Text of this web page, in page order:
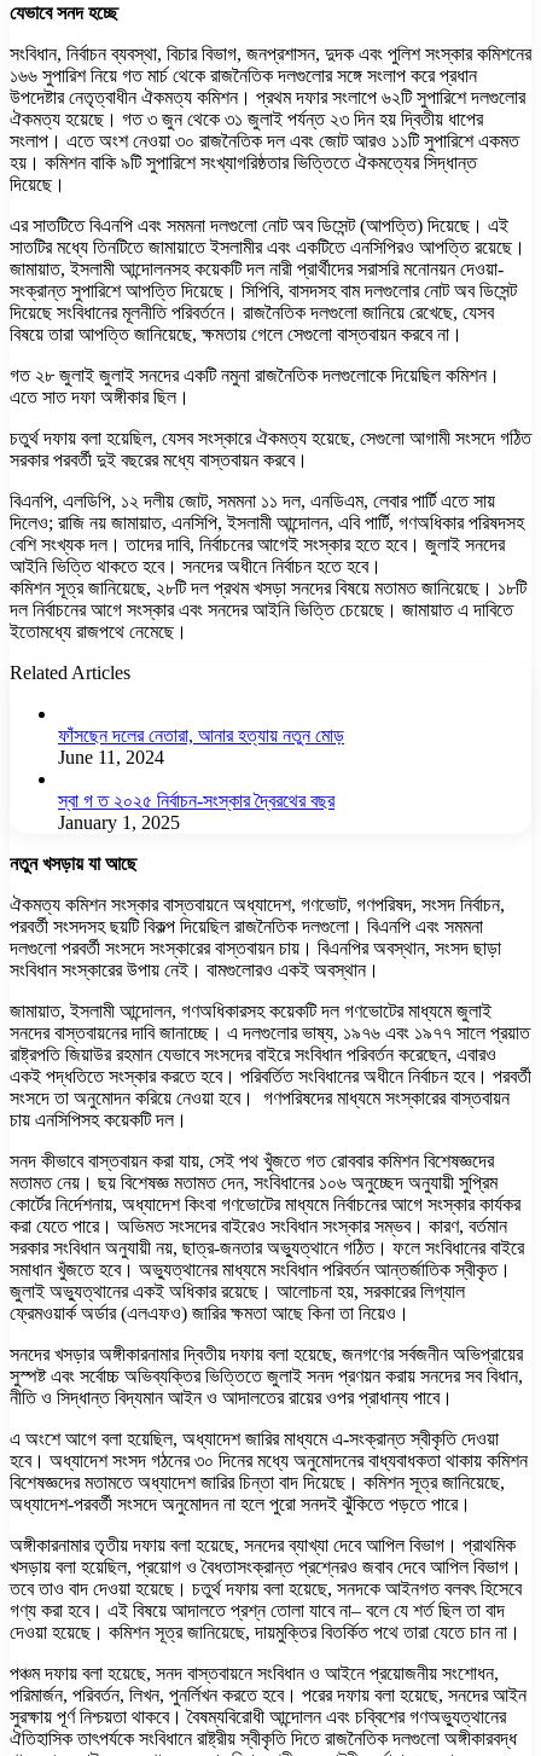
যেভাবে সনদ হচ্ছে
সংবিধান, নির্বাচন ব্যবস্থা, বিচার বিভাগ, জনপ্রশাসন, দুদক এবং পুলিশ সংস্কার কমিশনের
১৬৬ সুপারিশ নিয়ে গত মার্চ থেকে রাজনৈতিক দলগুলোর সঙ্গে সংলাপ করে প্রধান
উপদেষ্টার নেতৃত্বাধীন ঐকমত্য কমিশন। প্রথম দফার সংলাপে ৬২টি সুপারিশে দলগুলোর
ঐকমত্য হয়েছে। গত ৩ জুন থেকে ৩১ জুলাই পর্যন্ত ২৩ দিন হয় দ্বিতীয় ধাপের
সংলাপ। এতে অংশ নেওয়া ৩০ রাজনৈতিক দল এবং জোট আরও ১১টি সুপারিশে একমত
হয়। কমিশন বাকি ৯টি সুপারিশে সংখ্যাগরিষ্ঠতার ভিত্তিতে ঐকমত্যের সিদ্ধান্ত
দিয়েছে।
এর সাতটিতে বিএনপি এবং সমমনা দলগুলো নোট অব ডিসেন্ট (আপত্তি) দিয়েছে। এই
সাতটির মধ্যে তিনটিতে জামায়াতে ইসলামীর এবং একটিতে এনসিপিরও আপত্তি রয়েছে।
জামায়াত, ইসলামী আন্দোলনসহ কয়েকটি দল নারী প্রার্থীদের সরাসরি মনোনয়ন দেওয়া-
সংক্রান্ত সুপারিশে আপত্তি দিয়েছে। সিপিবি, বাসদসহ বাম দলগুলোর নোট অব ডিসেন্ট
দিয়েছে সংবিধানের মূলনীতি পরিবর্তনে। রাজনৈতিক দলগুলো জানিয়ে রেখেছে, যেসব
বিষয়ে তারা আপত্তি জানিয়েছে, ক্ষমতায় গেলে সেগুলো বাস্তবায়ন করবে না।
গত ২৮ জুলাই জুলাই সনদের একটি নমুনা রাজনৈতিক দলগুলোকে দিয়েছিল কমিশন।
এতে সাত দফা অঙ্গীকার ছিল।
চতুর্থ দফায় বলা হয়েছিল, যেসব সংস্কারে ঐকমত্য হয়েছে, সেগুলো আগামী সংসদে গঠিত
সরকার পরবর্তী দুই বছরের মধ্যে বাস্তবায়ন করবে।
বিএনপি, এলডিপি, ১২ দলীয় জোট, সমমনা ১১ দল, এনডিএম, লেবার পার্টি এতে সায়
দিলেও; রাজি নয় জামায়াত, এনসিপি, ইসলামী আন্দোলন, এবি পার্টি, গণঅধিকার পরিষদসহ
বেশি সংখ্যক দল। তাদের দাবি, নির্বাচনের আগেই সংস্কার হতে হবে। জুলাই সনদের
আইনি ভিত্তি থাকতে হবে। সনদের অধীনে নির্বাচন হতে হবে।
কমিশন সূত্র জানিয়েছে, ২৮টি দল প্রথম খসড়া সনদের বিষয়ে মতামত জানিয়েছে। ১৮টি
দল নির্বাচনের আগে সংস্কার এবং সনদের আইনি ভিত্তি চেয়েছে। জামায়াত এ দাবিতে
ইতোমধ্যে রাজপথে নেমেছে।
Related Articles
ফাঁসছেন দলের নেতারা, আনার হত্যায় নতুন মোড়
June 11, 2024
স্বা গ ত ২০২৫ নির্বাচন-সংস্কার দ্বৈরথের বছর
January 1, 2025
নতুন খসড়ায় যা আছে
ঐকমত্য কমিশন সংস্কার বাস্তবায়নে অধ্যাদেশ, গণভোট, গণপরিষদ, সংসদ নির্বাচন,
পরবর্তী সংসদসহ ছয়টি বিকল্প দিয়েছিল রাজনৈতিক দলগুলো। বিএনপি এবং সমমনা
দলগুলো পরবর্তী সংসদে সংস্কারের বাস্তবায়ন চায়। বিএনপির অবস্থান, সংসদ ছাড়া
সংবিধান সংস্কারের উপায় নেই। বামগুলোরও একই অবস্থান।
জামায়াত, ইসলামী আন্দোলন, গণঅধিকারসহ কয়েকটি দল গণভোটের মাধ্যমে জুলাই
সনদের বাস্তবায়নের দাবি জানাচ্ছে। এ দলগুলোর ভাষ্য, ১৯৭৬ এবং ১৯৭৭ সালে প্রয়াত
রাষ্ট্রপতি জিয়াউর রহমান যেভাবে সংসদের বাইরে সংবিধান পরিবর্তন করেছেন, এবারও
একই পদ্ধতিতে সংস্কার করতে হবে। পরিবর্তিত সংবিধানের অধীনে নির্বাচন হবে। পরবর্তী
সংসদে তা অনুমোদন করিয়ে নেওয়া হবে। গণপরিষদের মাধ্যমে সংস্কারের বাস্তবায়ন
চায় এনসিপিসহ কয়েকটি দল।
সনদ কীভাবে বাস্তবায়ন করা যায়, সেই পথ খুঁজতে গত রোববার কমিশন বিশেষজ্ঞদের
মতামত নেয়। ছয় বিশেষজ্ঞ মতামত দেন, সংবিধানের ১০৬ অনুচ্ছেদ অনুযায়ী সুপ্রিম
কোর্টের নির্দেশনায়, অধ্যাদেশ কিংবা গণভোটের মাধ্যমে নির্বাচনের আগে সংস্কার কার্যকর
করা যেতে পারে। অভিমত সংসদের বাইরেও সংবিধান সংস্কার সম্ভব। কারণ, বর্তমান
সরকার সংবিধান অনুযায়ী নয়, ছাত্র-জনতার অভ্যুত্থানে গঠিত। ফলে সংবিধানের বাইরে
সমাধান খুঁজতে হবে। অভ্যুত্থানের মাধ্যমে সংবিধান পরিবর্তন আন্তর্জাতিক স্বীকৃত।
জুলাই অভ্যুত্থানের একই অধিকার রয়েছে। আলোচনা হয়, সরকারের লিগ্যাল
ফ্রেমওয়ার্ক অর্ডার (এলএফও) জারির ক্ষমতা আছে কিনা তা নিয়েও।
সনদের খসড়ার অঙ্গীকারনামার দ্বিতীয় দফায় বলা হয়েছে, জনগণের সর্বজনীন অভিপ্রায়ের
সুস্পষ্ট এবং সর্বোচ্চ অভিব্যক্তির ভিত্তিতে জুলাই সনদ প্রণয়ন করায় সনদের সব বিধান,
নীতি ও সিদ্ধান্ত বিদ্যমান আইন ও আদালতের রায়ের ওপর প্রাধান্য পাবে।
এ অংশে আগে বলা হয়েছিল, অধ্যাদেশ জারির মাধ্যমে এ-সংক্রান্ত স্বীকৃতি দেওয়া
হবে। অধ্যাদেশ সংসদ গঠনের ৩০ দিনের মধ্যে অনুমোদনের বাধ্যবাধকতা থাকায় কমিশন
বিশেষজ্ঞদের মতামতে অধ্যাদেশ জারির চিন্তা বাদ দিয়েছে। কমিশন সূত্র জানিয়েছে,
অধ্যাদেশ-পরবর্তী সংসদে অনুমোদন না হলে পুরো সনদই ঝুঁকিতে পড়তে পারে।
অঙ্গীকারনামার তৃতীয় দফায় বলা হয়েছে, সনদের ব্যাখ্যা দেবে আপিল বিভাগ। প্রাথমিক
খসড়ায় বলা হয়েছিল, প্রয়োগ ও বৈধতাসংক্রান্ত প্রশ্নেরও জবাব দেবে আপিল বিভাগ।
তবে তাও বাদ দেওয়া হয়েছে। চতুর্থ দফায় বলা হয়েছে, সনদকে আইনগত বলবৎ হিসেবে
গণ্য করা হবে। এই বিষয়ে আদালতে প্রশ্ন তোলা যাবে না– বলে যে শর্ত ছিল তা বাদ
দেওয়া হয়েছে। কমিশন সূত্র জানিয়েছে, দায়মুক্তির বিতর্কিত পথে তারা যেতে চান না।
পঞ্চম দফায় বলা হয়েছে, সনদ বাস্তবায়নে সংবিধান ও আইনে প্রয়োজনীয় সংশোধন,
পরিমার্জন, পরিবর্তন, লিখন, পুনর্লিখন করতে হবে। পরের দফায় বলা হয়েছে, সনদের আইন
সুরক্ষায় পূর্ণ নিশ্চয়তা থাকবে। বৈষম্যবিরোধী আন্দোলন এবং চব্বিশের গণঅভ্যুত্থানের
ঐতিহাসিক তাৎপর্যকে সংবিধানে রাষ্ট্রীয় স্বীকৃতি দিতে রাজনৈতিক দলগুলো অঙ্গীকারবদ্ধ